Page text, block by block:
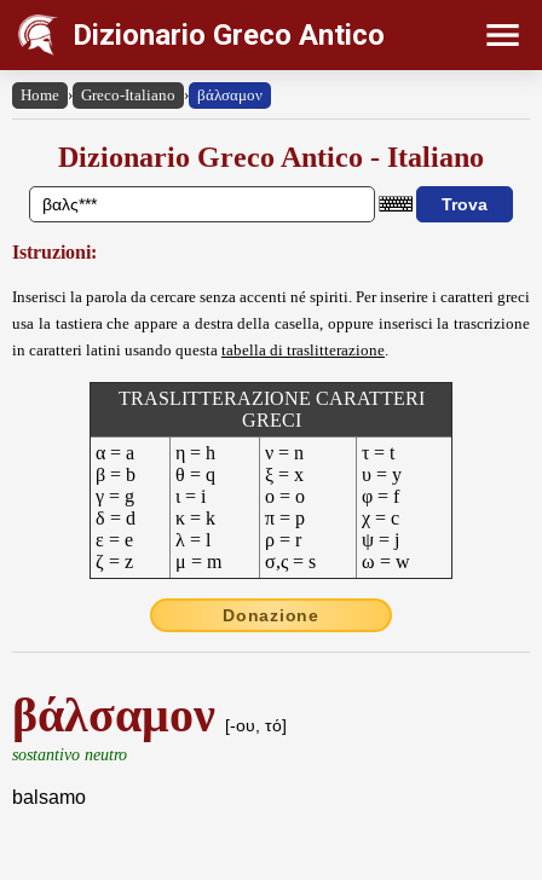
Dizionario Greco Antico
Home › Greco-Italiano › βάλσαμον
Dizionario Greco Antico - Italiano
Istruzioni:
Inserisci la parola da cercare senza accenti né spiriti. Per inserire i caratteri greci
usa la tastiera che appare a destra della casella, oppure inserisci la trascrizione
in caratteri latini usando questa tabella di traslitterazione
TRASLITTERAZIONE CARATTERI
GRECI
α = a
β = b
γ = g
δ = d
ε = e
ζ = z
η = h
θ = q
ι = i
κ = k
λ = l
μ = m
ν = n
ξ = x
ο = o
π = p
ρ = r
σ,ς = s
τ = t
υ = y
φ = f
χ = c
ψ = j
ω = w
Donazione
βάλσαμον [-ου, τό]
sostantivo neutro
balsamo